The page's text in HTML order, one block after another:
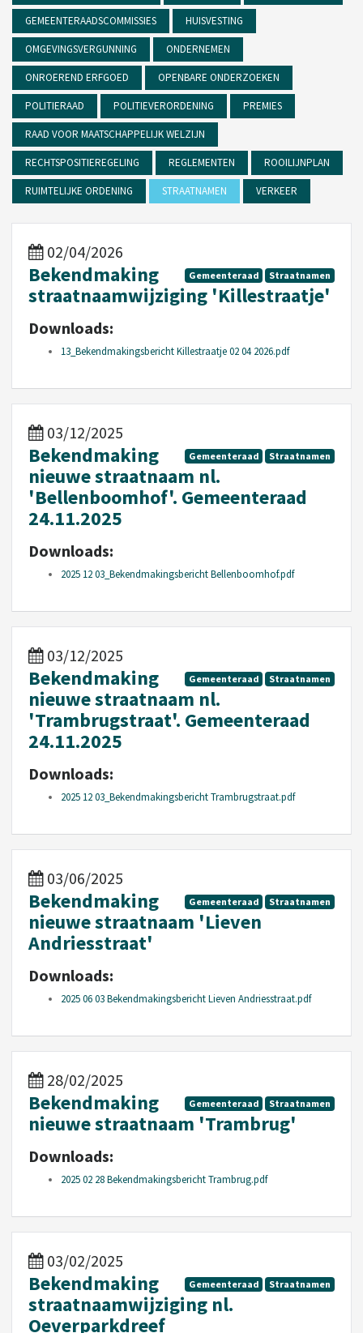
GEMEENTERAADSCOMMISSIES HUISVESTING
OMGEVINGSVERGUNNING ONDERNEMEN
ONROEREND ERFGOED OPENBARE ONDERZOEKEN
POLITIERAAD POLITIEVERORDENING PREMIES
RAAD VOOR MAATSCHAPPELIJK WELZIJN
RECHTSPOSITIEREGELING REGLEMENTEN ROOILIJNPLAN
RUIMTELIJKE ORDENING STRAATNAMEN VERKEER
02/04/2026
Gemeenteraad Straatnamen
Bekendmaking
straatnaamwijziging 'Killestraatje'
Downloads:
13_Bekendmakingsbericht Killestraatje 02 04 2026.pdf
03/12/2025
Gemeenteraad Straatnamen
Bekendmaking
nieuwe straatnaam nl.
'Bellenboomhof'. Gemeenteraad
24.11.2025
Downloads:
2025 12 03_Bekendmakingsbericht Bellenboomhof.pdf
03/12/2025
Gemeenteraad Straatnamen
Bekendmaking
nieuwe straatnaam nl.
'Trambrugstraat'. Gemeenteraad
24.11.2025
Downloads:
2025 12 03_Bekendmakingsbericht Trambrugstraat.pdf
03/06/2025
Gemeenteraad Straatnamen
Bekendmaking
nieuwe straatnaam 'Lieven
Andriesstraat'
Downloads:
2025 06 03 Bekendmakingsbericht Lieven Andriesstraat.pdf
28/02/2025
Gemeenteraad Straatnamen
Bekendmaking
nieuwe straatnaam 'Trambrug'
Downloads:
2025 02 28 Bekendmakingsbericht Trambrug.pdf
03/02/2025
Gemeenteraad Straatnamen
Bekendmaking
straatnaamwijziging nl.
Oeverparkdreef